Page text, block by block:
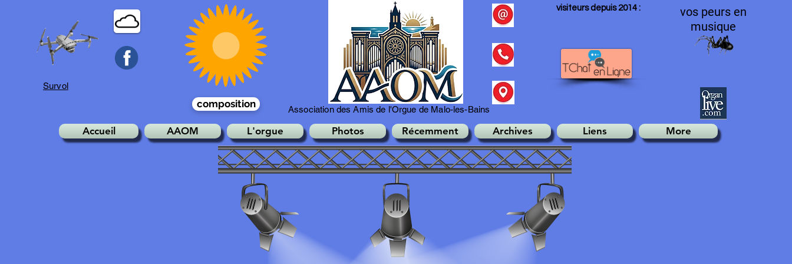
Survol
composition Association des Amis de l'Orgue de Malo-les-Bains
vos peurs en
musique
visiteurs depuis 2014 :
Accueil AAOM L'orgue Photos Récemment Archives Liens More